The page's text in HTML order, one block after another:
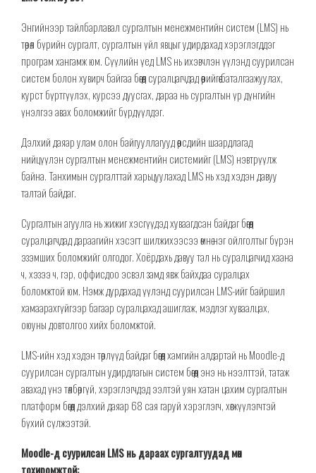
Энгийнээр тайлбарлавал сургалтын менежментийн систем (LMS) нь
төрөл бүрийн сургалт, сургалтын үйл явцыг удирдахад хэрэглэгддэг
програм хангамж юм. Сүүлийн үед LMS нь ихэвчлэн үүлэнд суурилсан
систем болон хувирч байгаа бөгөөд суралцагчдад өөрийгөө баталгаажуулах,
курст бүртгүүлэх, курсээ дуусгах, дараа нь сургалтын үр дүнгийн
үнэлгээ авах боломжийг бүрдүүлдэг.
Дэлхий даяар улам олон байгууллагууд өөрсдийн шаардлагад
нийцүүлэн сургалтын менежментийн системийг (LMS) нэвтрүүлж
байна. Танхимын сургалттай харьцуулахад LMS нь хэд хэдэн давуу
талтай байдаг.
Сургалтын агуулга нь жижиг хэсгүүдэд хуваагдсан байдаг бөгөөд
суралцагчдад дараагийн хэсэгт шилжихээсээ өмнө нэг ойлголтыг бүрэн
эзэмших боломжийг олгодог. Хоёрдахь давуу тал нь суралцагчид хаана
ч, хэзээ ч, гэр, оффисдоо эсвэл замд явж байхдаа суралцах
боломжтой юм. Нэмж дурдахад үүлэнд суурилсан LMS-ийг байршил
хамаарахгүйгээр багаар суралцахад ашиглаж, мэдлэг хуваалцах,
оюуны довтолгоо хийх боломжтой.
LMS-ийн хэд хэдэн төрлүүд байдаг бөгөөд хамгийн алдартай нь Moodle-д
суурилсан сургалтын удирдлагын систем бөгөөд энэ нь нээлттэй, татаж
авахад үнэ төлбөргүй, хэрэглэгчдэд ээлтэй уян хатан цахим сургалтын
платформ бөгөөд дэлхий даяар 68 сая гаруй хэрэглэгч, хөгжүүлэгчтэй
бүхий сүлжээтэй.
Moodle-д суурилсан LMS ньдараах сургалтуудад мөн
тохиромжтой: